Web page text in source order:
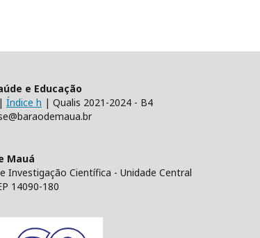
e Educação
Índice h | Qualis 2021-2024 - B4
Mauá
Investigação Científica - Unidade Central
14090-180